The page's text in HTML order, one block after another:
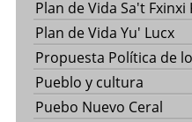
Plan de Vida Sa't Fxinxi
Plan de Vida Yu' Lucx
Propuesta Política de
Pueblo y cultura
Puebo Nuevo Ceral